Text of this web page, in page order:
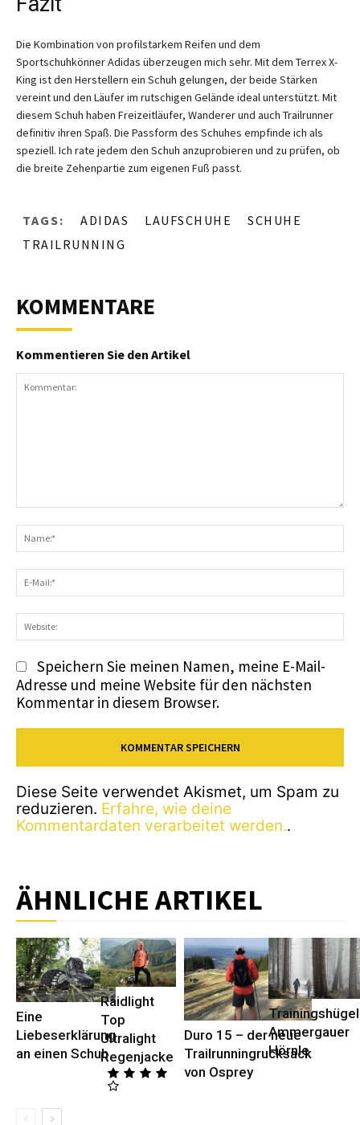
Die Kombination von profilstarkem Reifen und dem
Sportschuhkönner Adidas überzeugen mich sehr. Mit dem Terrex X-
King ist den Herstellern ein Schuh gelungen, der beide Stärken
vereint und den Läufer im rutschigen Gelände ideal unterstützt. Mit
diesem Schuh haben Freizeitläufer, Wanderer und auch Trailrunner
definitiv ihren Spaß. Die Passform des Schuhes empfinde ich als
speziell. Ich rate jedem den Schuh anzuprobieren und zu prüfen, ob
die breite Zehenpartie zum eigenen Fuß passt.
TAGS: ADIDAS LAUFSCHUHE
SCHUHE
TRAILRUNNING
KOMMENTARE
Kommentieren Sie den Artikel
Speichern Sie meinen Namen, meine E-Mail-
Adresse und meine Website für den nächsten
Kommentar in diesem Browser.
Diese Seite verwendet Akismet, um Spam zu
reduzieren. Erfahre, wie deine
Kommentardaten verarbeitet werden..
ÄHNLICHE ARTIKEL
Eine
Liebeserklärung
an einen Schuh
Raidlight
Top
Ultralight
Regenjacke
Duro 15 – der neue
Trailrunningrucksack
von Osprey
Ammergauer
Hörnle